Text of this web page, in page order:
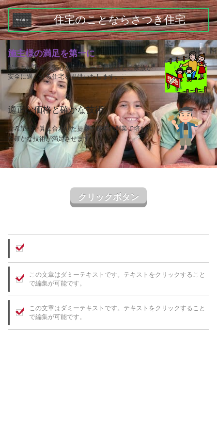
住宅のことならさつき住宅
施主様の満足を第一に
私たちは安全・安心をモットーにお客様とご家族が
安全に過ごせる住宅を提供いたします。こ
適正な価格と確かな技術
ご希望の予算に合わせた提案と長年の創業で培われ
た確かな技術が満足させます
ク リックボタン
この文章はダミーテキストです。テキストをクリックすること
で編集が可能です。
この文章はダミーテキストです。テキストをクリックすること
で編集が可能です。